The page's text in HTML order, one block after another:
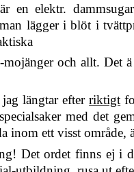
en elektr.
lägger i blöt i
mojänger och allt. Det
jag längtar efterriktigt
med det
inom ett visst
Det ordet finns ej i